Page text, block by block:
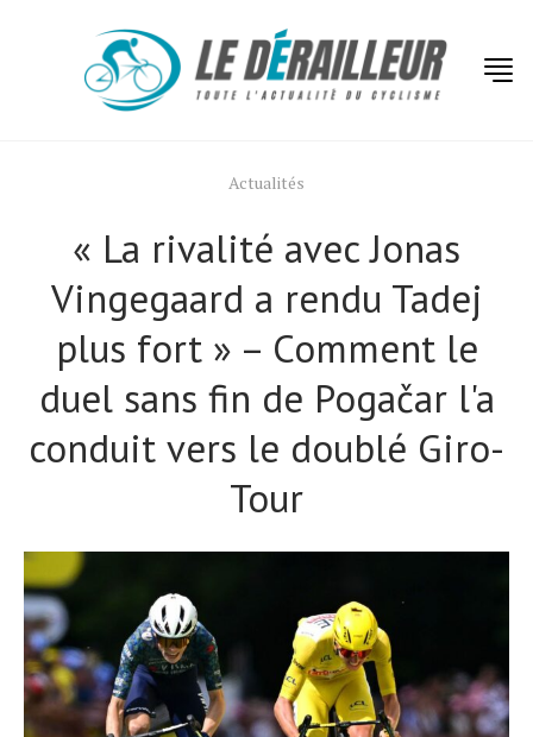
Actualités
« La rivalité avec Jonas
Vingegaard a rendu Tadej
plus fort » – Comment le
duel sans fin de Pogačar l'a
conduit vers le doublé Giro-
Tour